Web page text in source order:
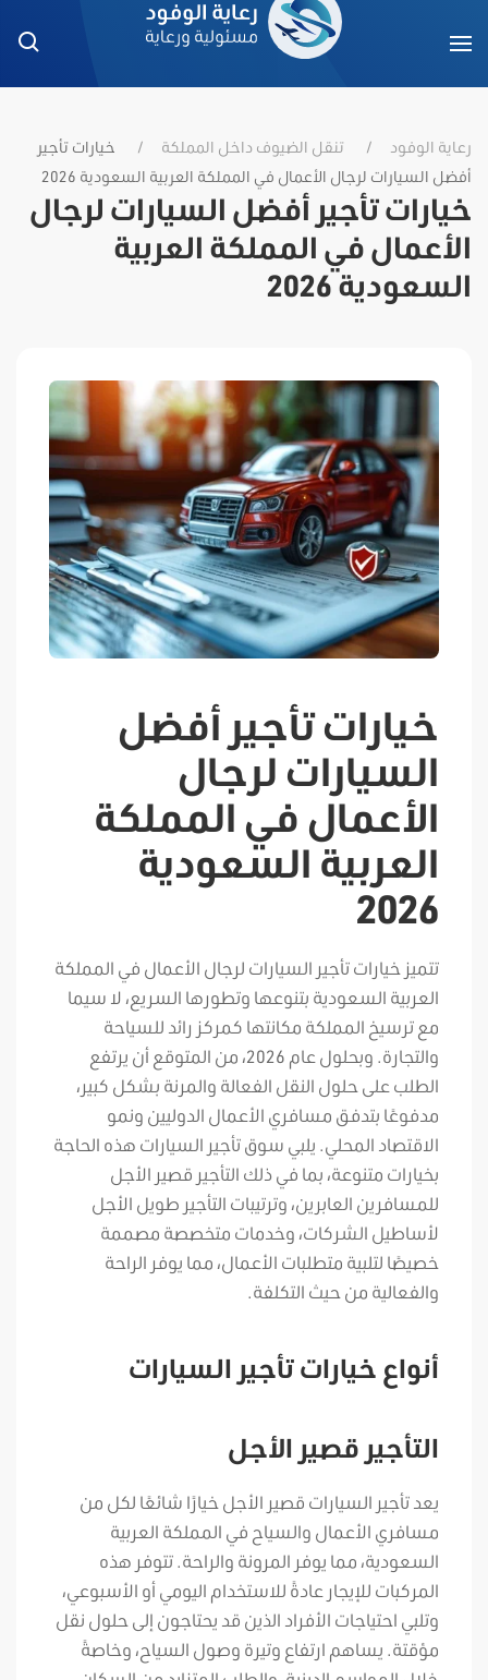
رعاية الوفود تنقل الضيوف داخل المملكة
خيارات تأجير
أفضل السيارات لرجال الأعمال في المملكة العربية السعودية 2026
خيارات تأجير أفضل السيارات لرجال
الأعمال في المملكة العربية
السعودية 2026
خيارات تأجير أفضل
السيارات لرجال
الأعمال في المملكة
العربية السعودية
2026
تتميز خيارات تأجير السيارات لرجال الأعمال في المملكة
العربية السعودية بتنوعها وتطورها السريع، لا سيما
مع ترسيخ المملكة مكانتها كمركز رائد للسياحة
والتجارة. وبحلول عام 2026، من المتوقع أن يرتفع
الطلب على حلول النقل الفعالة والمرنة بشكل كبير،
مدفوعًا بتدفق مسافري الأعمال الدوليين ونمو
الاقتصاد المحلي. يلبي سوق تأجير السيارات هذه الحاجة
بخيارات متنوعة، بما في ذلك التأجير قصير الأجل
للمسافرين العابرين، وترتيبات التأجير طويل الأجل
لأساطيل الشركات، وخدمات متخصصة مصممة
خصيصًا لتلبية متطلبات الأعمال، مما يوفر الراحة
والفعالية من حيث التكلفة.
أنواع خيارات تأجير السيارات
التأجير قصير الأجل
يعد تأجير السيارات قصير الأجل خيارًا شائعًا لكل من
مسافري الأعمال والسياح في المملكة العربية
السعودية، مما يوفر المرونة والراحة. تتوفر هذه
المركبات للإيجار عادةً للاستخدام اليومي أو الأسبوعي،
وتلبي احتياجات الأفراد الذين قد يحتاجون إلى حلول نقل
مؤقتة. يساهم ارتفاع وتيرة وصول السياح، وخاصةً